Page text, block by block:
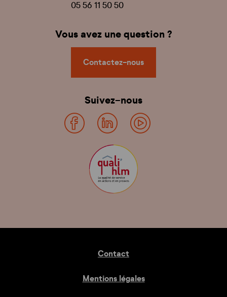
05 56 11 50 50
Vous avez une question ?
Contactez-nous
Suivez-nous
Contact
Mentions légales